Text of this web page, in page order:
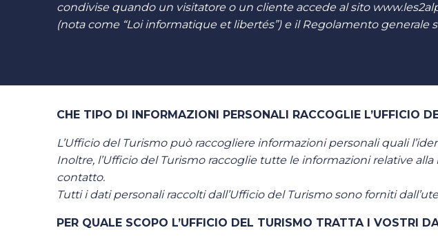
condivise quando un visitatore o un cliente accede al sito
(nota come “Loi informatique et libertés”) e il Regolamento generale
CHE TIPO DI INFORMAZIONI PERSONALI RACCOGLIE L’UFFICIO
L’Ufficio del Turismo può raccogliere informazioni personali quali
Inoltre, l’Ufficio del Turismo raccoglie tutte le informazioni relative
contatto.
Tutti i dati personali raccolti dall’Ufficio del Turismo sono forniti
PER QUALE SCOPO L’UFFICIO DEL TURISMO TRATTA I VOSTRI